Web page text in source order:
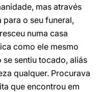
mas através
o seu funeral,
numa casa
como ele mesmo
sentiu tocado, aliás
qualquer. Procurava
que encontrou em